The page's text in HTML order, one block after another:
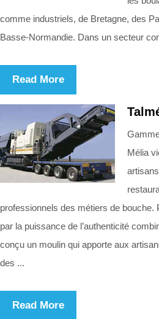
comme industriels, de Bretagne, des
Basse-Normandie. Dans un secteur
Read More
Mélia
professionnels des métiers de bouche.
par la puissance de l’authenticité
conçu un moulin qui apporte aux
des ...
Read More